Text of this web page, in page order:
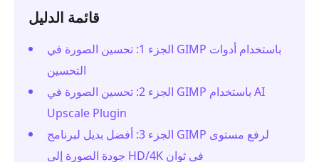
قائمة الدليل
الجزء 1: تحسين الصورة في GIMP باستخدام أدوات
التحسين
الجزء 2: تحسين الصورة في GIMP باستخدام AI
Upscale Plugin
الجزء 3: أفضل بديل لبرنامج GIMP لرفع مستوى
جودة الصورة إلى HD/4K في ثوانٍ